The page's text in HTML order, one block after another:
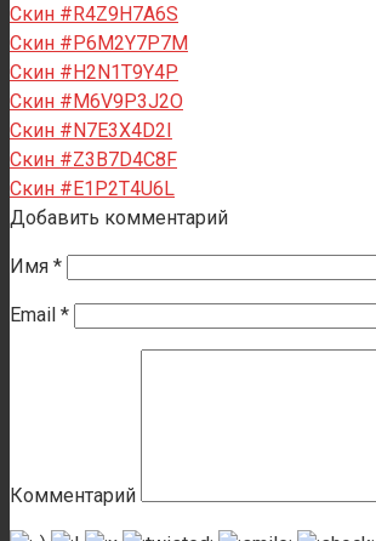
Скин #R4Z9H7A6S
Скин #P6M2Y7P7M
Скин #H2N1T9Y4P
Скин #M6V9P3J2O
Скин #N7E3X4D2I
Скин #Z3B7D4C8F
Скин #E1P2T4U6L
Добавить комментарий
Имя *
Email *
Комментарий